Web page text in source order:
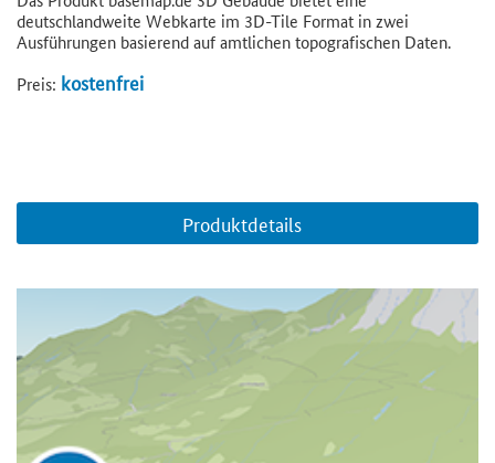
deutschlandweite Webkarte im 3D-Tile Format in zwei
Ausführungen basierend auf amtlichen topografischen Daten.
Preis: kostenfrei
Produktdetails